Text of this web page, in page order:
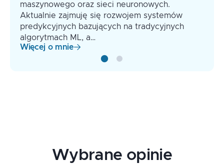
maszynowego oraz sieci neuronowych.
Aktualnie zajmuję się rozwojem systemów
predykcyjnych bazujących na tradycyjnych
algorytmach ML, a…
Więcej o mnie
Wybrane opinie